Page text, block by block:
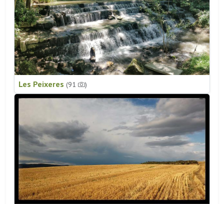
Les Peixeres (91 )